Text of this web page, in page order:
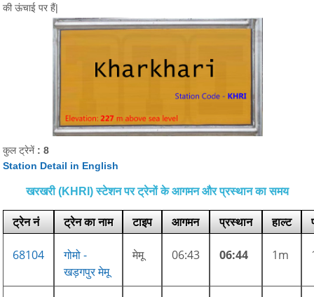
की ऊंचाई पर हैं|
कुल ट्रेनें : 8
Station Detail in English
खरखरी (KHRI) स्टेशन पर ट्रेनों के आगमन और प्रस्थान का समय
ट्रेन नं ट्रेन का नाम टाइप आगमन प्रस्थान हाल्ट
68104
गोमो -
खड़गपुर मेमू
मेमू 06:43 06:44 1m